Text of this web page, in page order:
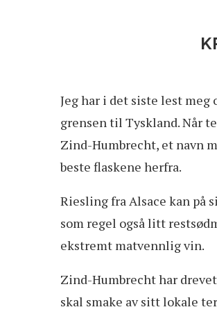
Jeg har i det siste lest meg
grensen til Tyskland. Når
Zind-Humbrecht, et navn
beste flaskene herfra.
Riesling fra Alsace kan på
som regel også litt
ekstremt matvennlig vin.
Zind-Humbrecht har
skal smake av sitt lokale